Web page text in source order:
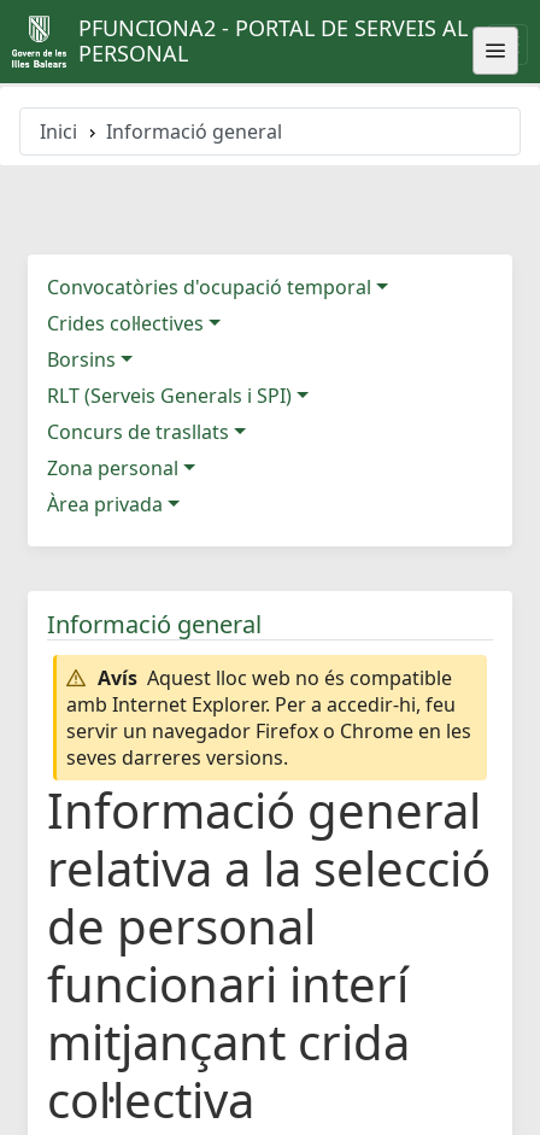
PFUNCIONA2 - PORTAL DE SERVEIS AL
PERSONAL
Inici Informació general
Convocatòries d'ocupació temporal
Crides col·lectives
Borsins
RLT (Serveis Generals i SPI)
Concurs de trasllats
Zona personal
Àrea privada
Informació general
Avís Aquest lloc web no és compatible
amb Internet Explorer. Per a accedir-hi, feu
servir un navegador Firefox o Chrome en les
seves darreres versions.
Informació general
relativa a la selecció
de personal
funcionari interí
mitjançant crida
col·lectiva